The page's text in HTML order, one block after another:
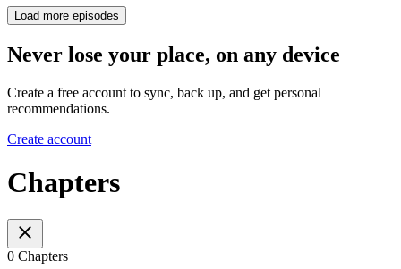
Load more episodes
Never lose your place, on any device
Create a free account to sync, back up, and get personal
recommendations.
Create account
Chapters
0 Chapters